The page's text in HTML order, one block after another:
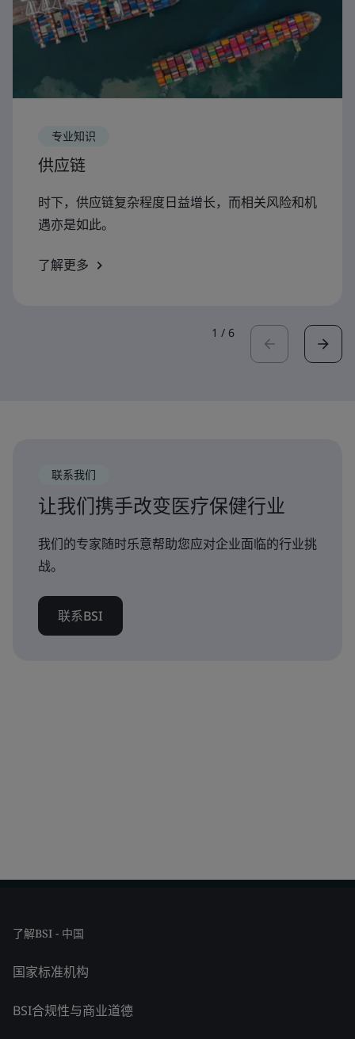
专业知识
供应链
时下，供应链复杂程度日益增长，而相关风险和机
遇亦是如此。
了解更多
1 / 6
联系我们
让我们携手改变医疗保健行业
我们的专家随时乐意帮助您应对企业面临的行业挑
战。
联系BSI
了解BSI - 中国
国家标准机构
BSI合规性与商业道德